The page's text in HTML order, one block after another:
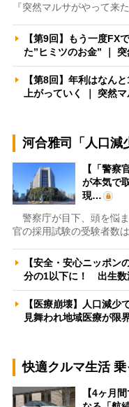
『突然マルサがやって来
【第9回】もう一度
た”ヒミツのお金” ｜
【第8回】年利はなん
上がっていく ｜ 突然
河合雅司「人口減
【「警察
が本気で
現…
警察庁が目下、頭を悩
官の採用試験の受験者数
【安全・安心ニッポン
分の1以下に！ 出生
【医療崩壊】人口減少
見舞われ地域医療が
快適クルマ生活
【4ヶ月